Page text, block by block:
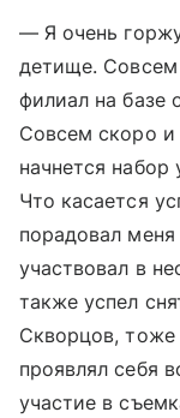
— Я очень
детище.
филиал на базе
Совсем скоро
начнется набор
Что касается
порадовал
участвовал в
также успел
Скворцов, тоже
проявлял себя
участие в